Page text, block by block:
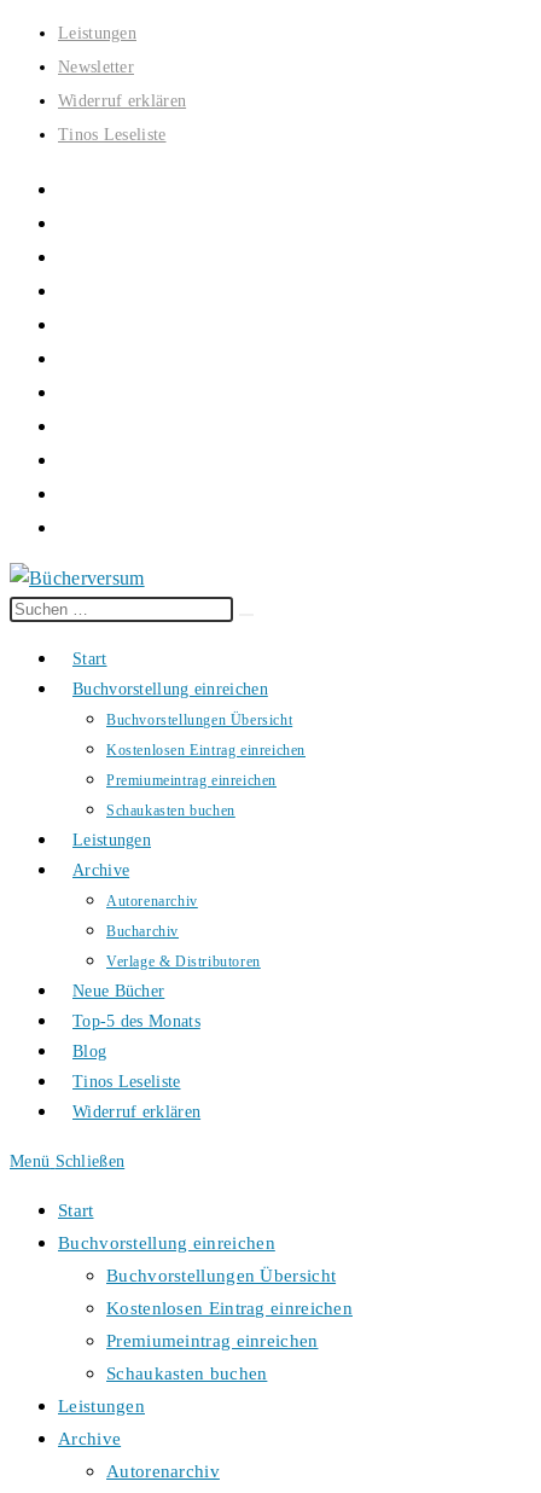
Zum
Inhalt
springen
Leistungen
Newsletter
Widerruf erklären
Tinos Leseliste
Diese
durchsuchen
Start
Buchvorstellung einreichen
Buchvorstellungen Übersicht
Kostenlosen Eintrag einreichen
Premiumeintrag einreichen
Schaukasten buchen
Leistungen
Archive
Autorenarchiv
Bucharchiv
Verlage & Distributoren
Neue Bücher
Top-5 des Monats
Blog
Tinos Leseliste
Widerruf erklären
Menü Schließen
Start
Buchvorstellung einreichen
Buchvorstellungen Übersicht
Kostenlosen Eintrag einreichen
Premiumeintrag einreichen
Schaukasten buchen
Leistungen
Archive
Autorenarchiv